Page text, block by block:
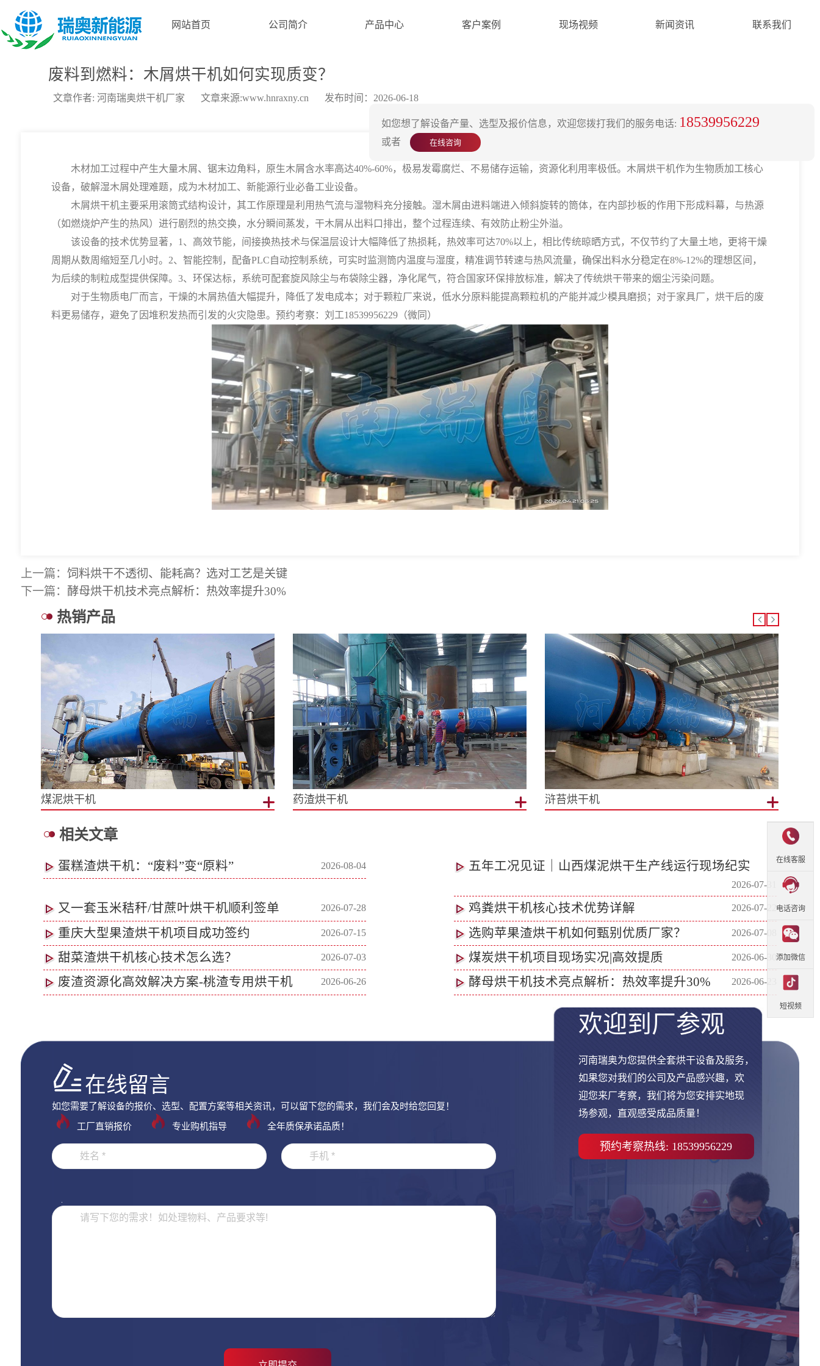
网站首页 公司简介 产品中心 客户案例 现场视频 新闻资讯 联系我们
废料到燃料：木屑烘干机如何实现质变？
文章作者: 河南瑞奥烘干机厂家 文章来源:www.hnraxny.cn 发布时间：2026-06-18
如您想了解设备产量、选型及报价信息，欢迎您拨打我们的服务电话: 18539956229
或者 在线咨询
木材加工过程中产生大量木屑、锯末边角料，原生木屑含水率高达40%-60%，极易发霉腐烂、不易储存运输，资源化利用率极低。木屑烘干机作为生物质加工核心
设备，破解湿木屑处理难题，成为木材加工、新能源行业必备工业设备。
木屑烘干机主要采用滚筒式结构设计，其工作原理是利用热气流与湿物料充分接触。湿木屑由进料端进入倾斜旋转的筒体，在内部抄板的作用下形成料幕，与热源
（如燃烧炉产生的热风）进行剧烈的热交换，水分瞬间蒸发，干木屑从出料口排出，整个过程连续、有效防止粉尘外溢。
该设备的技术优势显著，1、高效节能，间接换热技术与保温层设计大幅降低了热损耗，热效率可达70%以上，相比传统晾晒方式，不仅节约了大量土地，更将干燥
周期从数周缩短至几小时。2、智能控制，配备PLC自动控制系统，可实时监测筒内温度与湿度，精准调节转速与热风流量，确保出料水分稳定在8%-12%的理想区间，
为后续的制粒成型提供保障。3、环保达标，系统可配套旋风除尘与布袋除尘器，净化尾气，符合国家环保排放标准，解决了传统烘干带来的烟尘污染问题。
对于生物质电厂而言，干燥的木屑热值大幅提升，降低了发电成本；对于颗粒厂来说，低水分原料能提高颗粒机的产能并减少模具磨损；对于家具厂，烘干后的废
料更易储存，避免了因堆积发热而引发的火灾隐患。预约考察：刘工18539956229（微同）
上一篇： 饲料烘干不透彻、能耗高？选对工艺是关键
下一篇： 酵母烘干机技术亮点解析：热效率提升30%
热销产品
煤泥烘干机 药渣烘干机 浒苔烘干机
相关文章
蛋糕渣烘干机：“废料”变“原料” 2026-08-04 五年工况见证｜山西煤泥烘干生产线运行现场纪实
2026-07-31
又一套玉米秸秆/甘蔗叶烘干机顺利签单 2026-07-28 鸡粪烘干机核心技术优势详解 2026-07-22
重庆大型果渣烘干机项目成功签约 2026-07-15 选购苹果渣烘干机如何甄别优质厂家？ 2026-07-08
甜菜渣烘干机核心技术怎么选？ 2026-07-03 煤炭烘干机项目现场实况|高效提质 2026-06-30
废渣资源化高效解决方案-桃渣专用烘干机 2026-06-26 酵母烘干机技术亮点解析：热效率提升30% 2026-06-23
在线留言
如您需要了解设备的报价、选型、配置方案等相关资讯，可以留下您的需求，我们会及时给您回复！
工厂直销报价 专业购机指导 全年质保承诺品质！
欢迎到厂参观
河南瑞奥为您提供全套烘干设备及服务，
如果您对我们的公司及产品感兴趣，欢
迎您来厂考察，我们将为您安排实地现
场参观，直观感受成品质量！
预约考察热线: 18539956229
在线客服
电话咨询
添加微信
短视频